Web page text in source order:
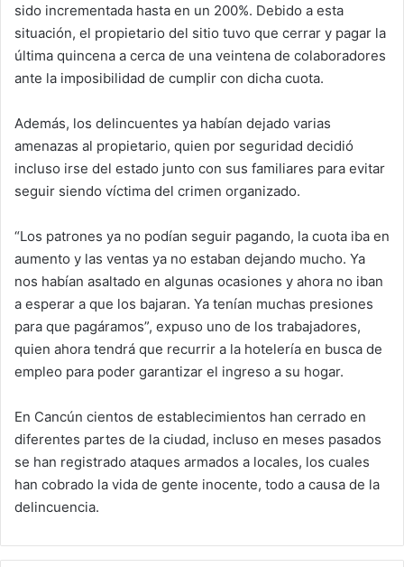
sido incrementada hasta en un 200%. Debido a esta
situación, el propietario del sitio tuvo que cerrar y pagar la
última quincena a cerca de una veintena de colaboradores
ante la imposibilidad de cumplir con dicha cuota.
Además, los delincuentes ya habían dejado varias
amenazas al propietario, quien por seguridad decidió
incluso irse del estado junto con sus familiares para evitar
seguir siendo víctima del crimen organizado.
“Los patrones ya no podían seguir pagando, la cuota iba en
aumento y las ventas ya no estaban dejando mucho. Ya
nos habían asaltado en algunas ocasiones y ahora no iban
a esperar a que los bajaran. Ya tenían muchas presiones
para que pagáramos”, expuso uno de los trabajadores,
quien ahora tendrá que recurrir a la hotelería en busca de
empleo para poder garantizar el ingreso a su hogar.
En Cancún cientos de establecimientos han cerrado en
diferentes partes de la ciudad, incluso en meses pasados
se han registrado ataques armados a locales, los cuales
han cobrado la vida de gente inocente, todo a causa de la
delincuencia.